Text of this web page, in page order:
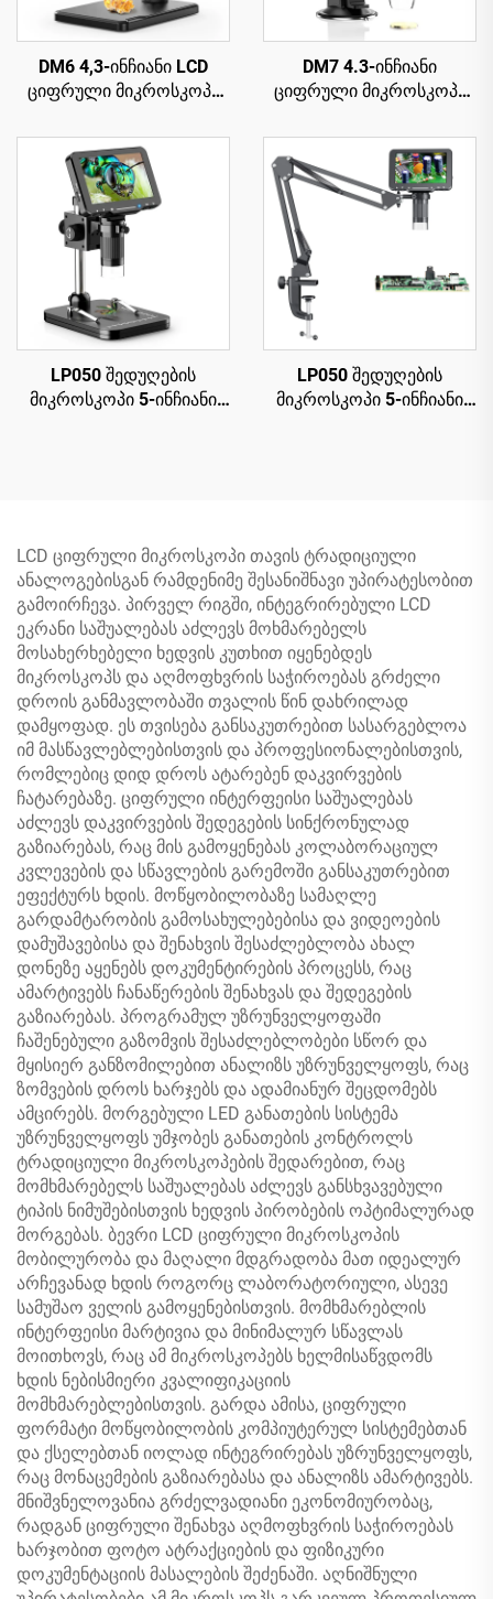
DM6 4,3-ინჩიანი LCD
ციფრული მიკროსკოპი
LED-ით, პარკულის
მიკროსკოპი
რემონტისთვის, PCB,
მცენარეებისთვის
DM7 4.3-ინჩიანი
ციფრული მიკროსკოპი
1080p, თავსებადი
Windows/Mac OS-თან
LP050 შედუღების
მიკროსკოპი 5-ინჩიანი
LP050 შედუღების
მიკროსკოპი 5-ინჩიანი
LCD ციფრული მიკროსკოპი თავის ტრადიციული
ანალოგებისგან რამდენიმე შესანიშნავი უპირატესობით
გამოირჩევა. პირველ რიგში, ინტეგრირებული LCD
ეკრანი საშუალებას აძლევს მოხმარებელს
მოსახერხებელი ხედვის კუთხით იყენებდეს
მიკროსკოპს და აღმოფხვრის საჭიროებას გრძელი
დროის განმავლობაში თვალის წინ დახრილად
დამყოფად. ეს თვისება განსაკუთრებით სასარგებლოა
იმ მასწავლებლებისთვის და პროფესიონალებისთვის,
რომლებიც დიდ დროს ატარებენ დაკვირვების
ჩატარებაზე. ციფრული ინტერფეისი საშუალებას
აძლევს დაკვირვების შედეგების სინქრონულად
გაზიარებას, რაც მის გამოყენებას კოლაბორაციულ
კვლევების და სწავლების გარემოში განსაკუთრებით
ეფექტურს ხდის. მოწყობილობაზე სამაღლე
გარდამტარობის გამოსახულებებისა და ვიდეოების
დამუშავებისა და შენახვის შესაძლებლობა ახალ
დონეზე აყენებს დოკუმენტირების პროცესს, რაც
ამარტივებს ჩანაწერების შენახვას და შედეგების
გაზიარებას. პროგრამულ უზრუნველყოფაში
ჩაშენებული გაზომვის შესაძლებლობები სწორ და
მყისიერ განზომილებით ანალიზს უზრუნველყოფს, რაც
ზომვების დროს ხარჯებს და ადამიანურ შეცდომებს
ამცირებს. მორგებული LED განათების სისტემა
უზრუნველყოფს უმჯობეს განათების კონტროლს
ტრადიციული მიკროსკოპების შედარებით, რაც
მომხმარებელს საშუალებას აძლევს განსხვავებული
ტიპის ნიმუშებისთვის ხედვის პირობების ოპტიმალურად
მორგებას. ბევრი LCD ციფრული მიკროსკოპის
მობილურობა და მაღალი მდგრადობა მათ იდეალურ
არჩევანად ხდის როგორც ლაბორატორიული, ასევე
სამუშაო ველის გამოყენებისთვის. მომხმარებლის
ინტერფეისი მარტივია და მინიმალურ სწავლას
მოითხოვს, რაც ამ მიკროსკოპებს ხელმისაწვდომს
ხდის ნებისმიერი კვალიფიკაციის
მომხმარებლებისთვის. გარდა ამისა, ციფრული
ფორმატი მოწყობილობის კომპიუტერულ სისტემებთან
და ქსელებთან იოლად ინტეგრირებას უზრუნველყოფს,
რაც მონაცემების გაზიარებასა და ანალიზს ამარტივებს.
მნიშვნელოვანია გრძელვადიანი ეკონომიურობაც,
რადგან ციფრული შენახვა აღმოფხვრის საჭიროებას
ხარჯობით ფოტო ატრაქციების და ფიზიკური
დოკუმენტაციის მასალების შეძენაში. აღნიშნული